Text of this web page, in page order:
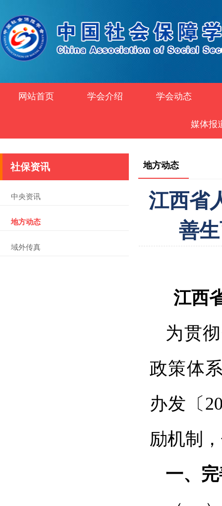
网站首页 学会介绍 学会动态
媒体报
社保资讯
中央资讯
地方动态
域外传真
地方动态
江西省
善
江西
为贯
政策体
办发〔
励机制
一、